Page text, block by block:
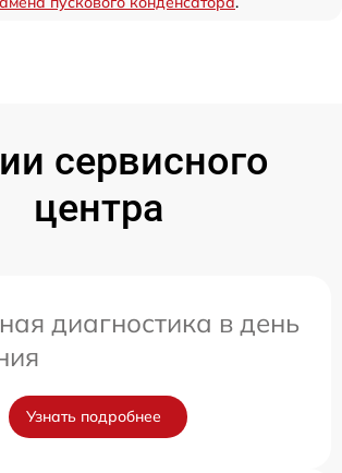
сервисного
центра
диагностика в день
Узнать подробнее